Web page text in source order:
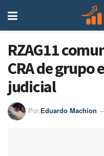
RZAG11
CRA de grupo
judicial
Por:Eduardo Machion